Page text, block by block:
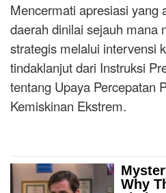
Mencermati apresiasi yang
daerah dinilai sejauh mana
strategis melalui intervensi
tindaklanjut dari Instruksi
tentang Upaya Percepatan
Kemiskinan Ekstrem.